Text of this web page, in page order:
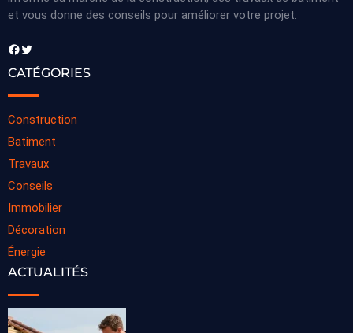
et vous donne des conseils pour améliorer votre projet.
Facebook Twitter
CATÉGORIES
Construction
Batiment
Travaux
Conseils
Immobilier
Décoration
Énergie
ACTUALITÉS